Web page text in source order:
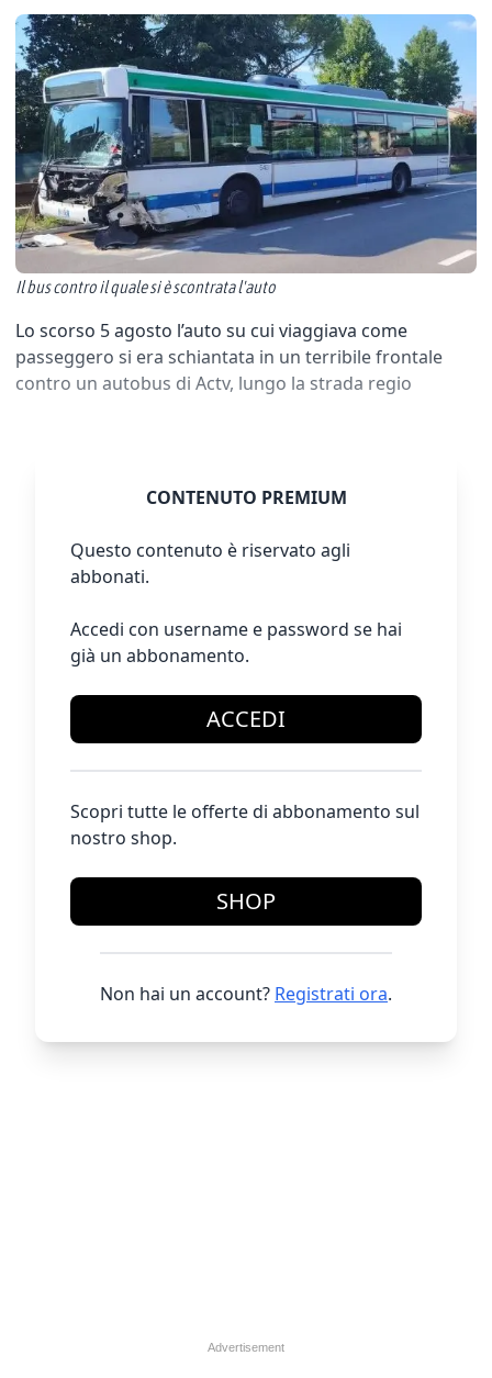
Il bus contro il quale si è scontrata l'auto
Lo scorso 5 agosto l’auto su cui viaggiava come
passeggero si era schiantata in un terribile frontale
contro un autobus di Actv, lungo la strada regio
CONTENUTO PREMIUM
Questo contenuto è riservato agli
abbonati.
Accedi con username e password se hai
già un abbonamento.
ACCEDI
Scopri tutte le offerte di abbonamento sul
nostro shop.
SHOP
Non hai un account? Registrati ora.